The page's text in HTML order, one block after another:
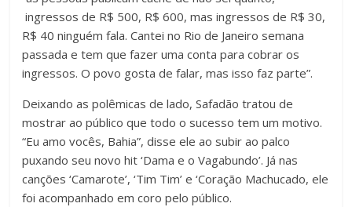
ingressos de R$ 500, R$ 600, mas ingressos de R$ 30,
R$ 40 ninguém fala. Cantei no Rio de Janeiro semana
passada e tem que fazer uma conta para cobrar os
ingressos. O povo gosta de falar, mas isso faz parte”.
Deixando as polêmicas de lado, Safadão tratou de
mostrar ao público que todo o sucesso tem um motivo.
“Eu amo vocês, Bahia”, disse ele ao subir ao palco
puxando seu novo hit ‘Dama e o Vagabundo’. Já nas
canções ‘Camarote’, ‘Tim Tim’ e ‘Coração Machucado, ele
foi acompanhado em coro pelo público.